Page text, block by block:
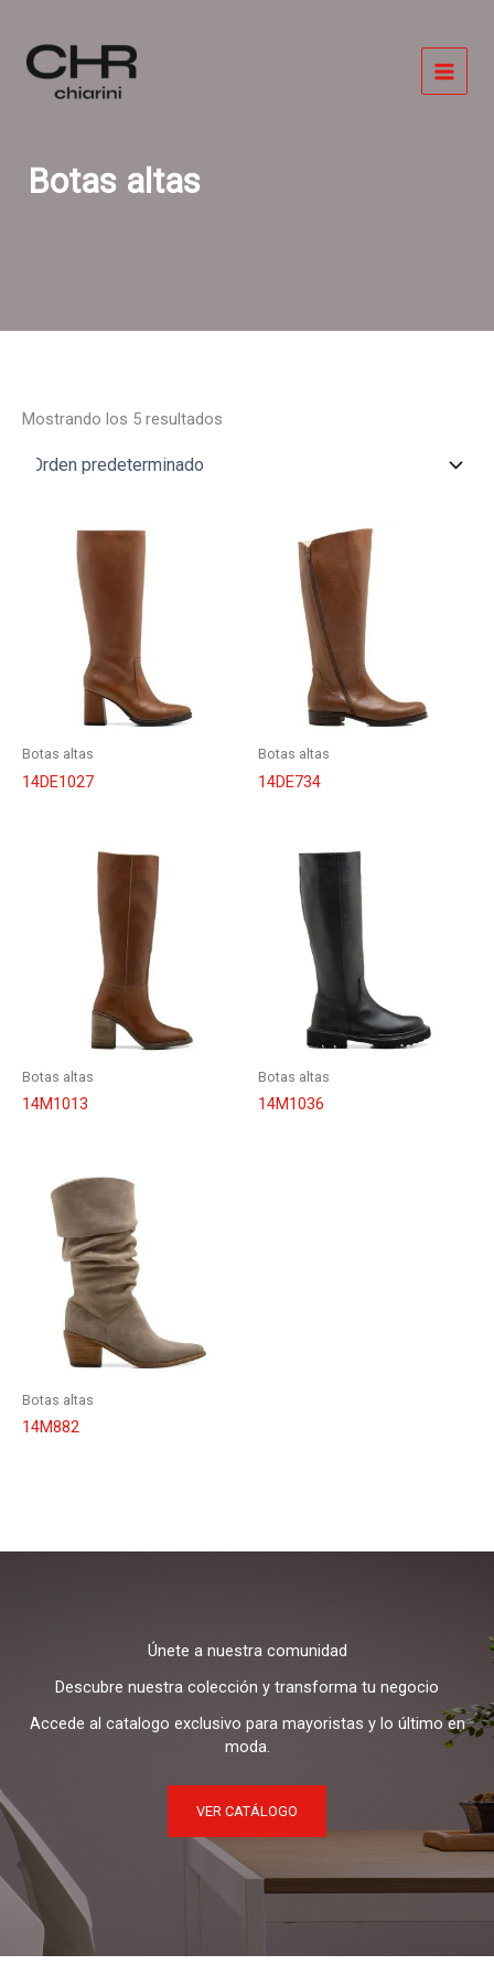
contenido
Botas altas
Mostrando los 5 resultados
Botas altas
14DE1027
Botas altas
14DE734
Botas altas
14M1013
Botas altas
14M1036
Botas altas
14M882
Únete a nuestra comunidad
Descubre nuestra colección y transforma tu negocio
Accede al catalogo exclusivo para mayoristas y lo último en
moda.
VER CATÁLOGO